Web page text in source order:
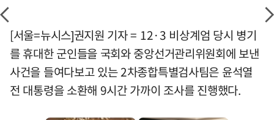
[서울=뉴시스]권지원 기자 = 12·3 비상계엄 당시 병기
를 휴대한 군인들을 국회와 중앙선거관리위원회에 보낸
사건을 들여다보고 있는 2차종합특별검사팀은 윤석열
전 대통령을 소환해 9시간 가까이 조사를 진행했다.